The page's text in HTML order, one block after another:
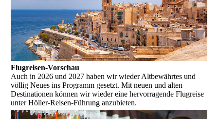
Flugreisen-Vorschau
Auch in 2026 und 2027 haben wir wieder Altbewährtes und
völlig Neues ins Programm gesetzt. Mit neuen und alten
Destinationen können wir wieder eine hervorragende Flugreise
unter Höller-Reisen-Führung anzubieten.